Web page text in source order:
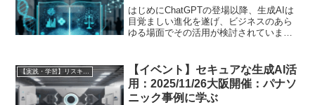
はじめにChatGPTの登場以降、生成AIは
目覚ましい進化を遂げ、ビジネスのあら
ゆる場面でその活用が検討されていま
のフロンティアとして注目されているの
が「業界特化型AI...
【イベント】セキュアな生成AI活
用：2025/11/26大阪開催：パナソ
ニック事例に学ぶ